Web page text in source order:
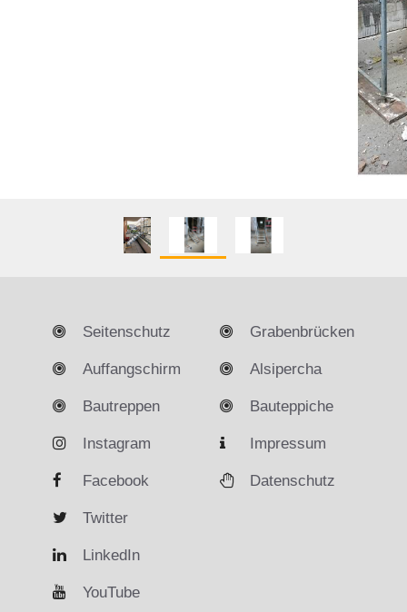
Seitenschutz
Auffangschirm
Bautreppen
Grabenbrücken
Alsipercha
Bauteppiche
Instagram
Facebook
Twitter
LinkedIn
YouTube
Impressum
Datenschutz